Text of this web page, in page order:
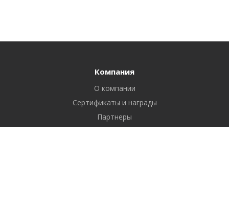
Компания
О компании
Сертификаты и награды
Партнеры